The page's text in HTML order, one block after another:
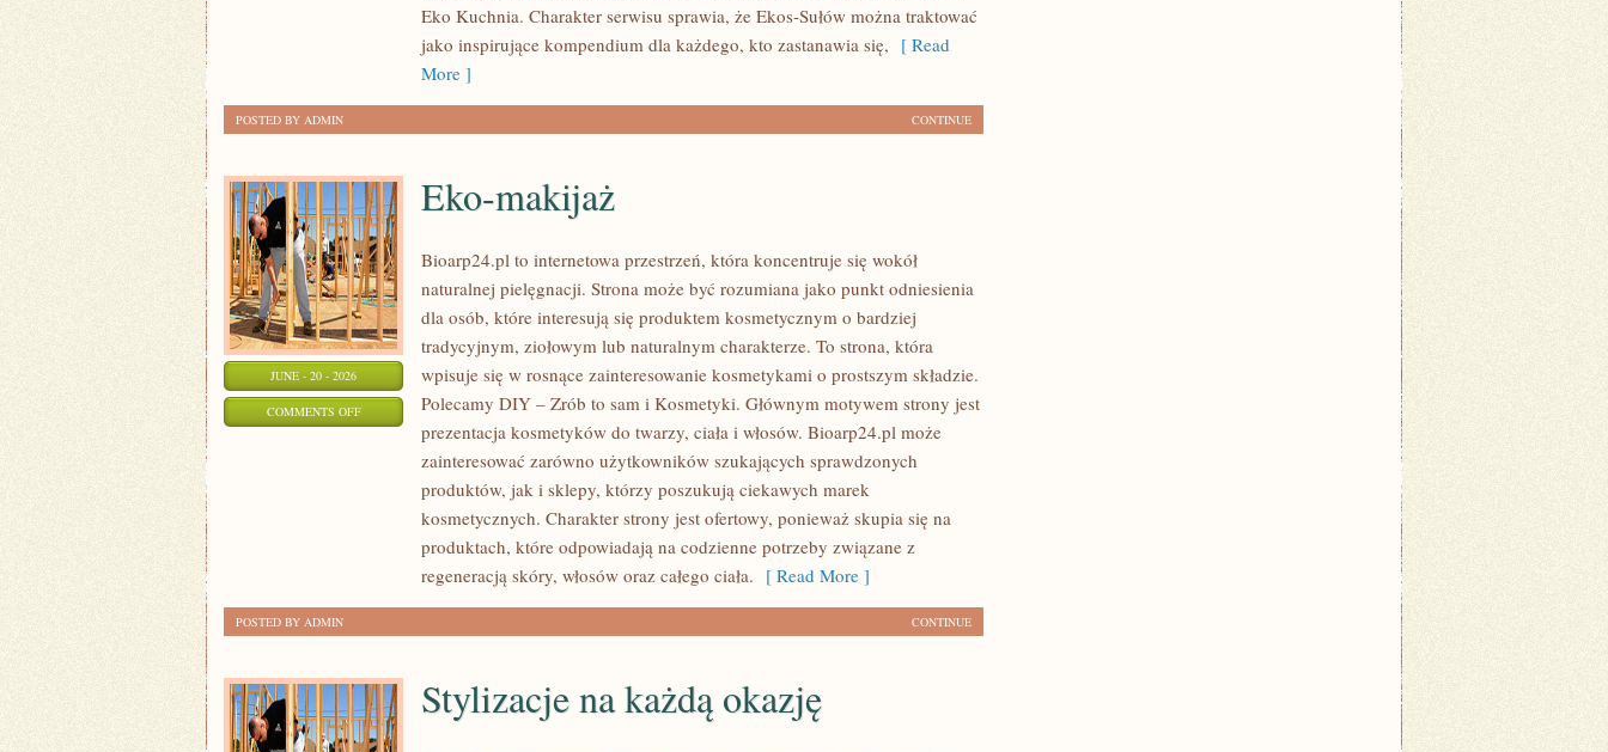
Eko Kuchnia. Charakter serwisu sprawia, że Ekos-Sułów można traktować
jako inspirujące kompendium dla każdego, kto zastanawia się, [ Read
More ]
CONTINUE
POSTED BY ADMIN
JUNE - 20 - 2026
COMMENTS OFFON
Eko-makijaż
Bioarp24.pl to internetowa przestrzeń, która koncentruje się wokół
naturalnej pielęgnacji. Strona może być rozumiana jako punkt odniesienia
dla osób, które interesują się produktem kosmetycznym o bardziej
tradycyjnym, ziołowym lub naturalnym charakterze. To strona, która
wpisuje się w rosnące zainteresowanie kosmetykami o prostszym składzie.
Polecamy DIY – Zrób to sam i Kosmetyki. Głównym motywem strony jest
prezentacja kosmetyków do twarzy, ciała i włosów. Bioarp24.pl może
zainteresować zarówno użytkowników szukających sprawdzonych
produktów, jak i sklepy, którzy poszukują ciekawych marek
kosmetycznych. Charakter strony jest ofertowy, ponieważ skupia się na
produktach, które odpowiadają na codzienne potrzeby związane z
regeneracją skóry, włosów oraz całego ciała. [ Read More ]
CONTINUE
POSTED BY ADMIN
Stylizacje na każdą okazję